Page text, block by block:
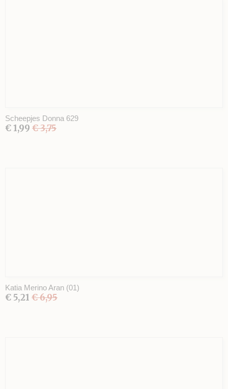
Scheepjes Donna 629
€ 1,99 € 3,75
Katia Merino Aran (01)
€ 5,21 € 6,95